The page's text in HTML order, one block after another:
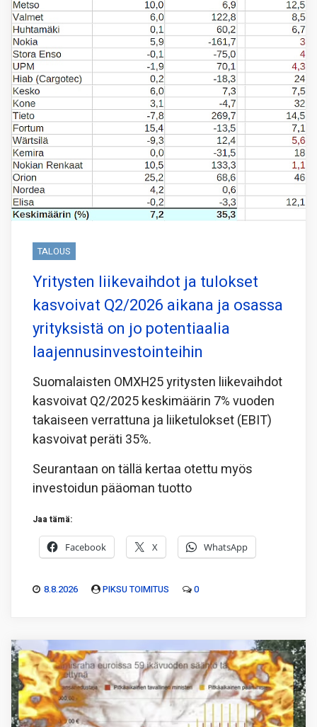
TALOUS
Yritysten liikevaihdot ja tulokset
kasvoivat Q2/2026 aikana ja osassa
yrityksistä on jo potentiaalia
laajennusinvestointeihin
Suomalaisten OMXH25 yritysten liikevaihdot
kasvoivat Q2/2025 keskimäärin 7% vuoden
takaiseen verrattuna ja liiketulokset (EBIT)
kasvoivat peräti 35%.
Seurantaan on tällä kertaa otettu myös
investoidun pääoman tuotto
Jaa tämä:
Facebook X WhatsApp
8.8.2026 PIKSU TOIMITUS 0